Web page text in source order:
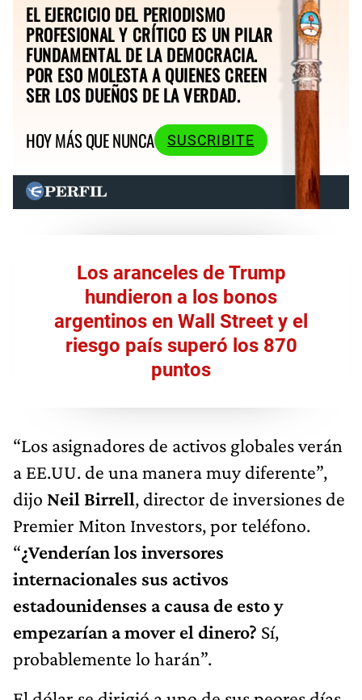
EL EJERCICIO DEL PERIODISMO
PROFESIONAL Y CRÍTICO ES UN PILAR
FUNDAMENTAL DE LA DEMOCRACIA.
POR ESO MOLESTA A QUIENES CREEN
SER LOS DUEÑOS DE LA VERDAD.
HOY MÁS QUE NUNCA
SUSCRIBITE
Los aranceles de Trump
hundieron a los bonos
argentinos en Wall Street y el
riesgo país superó los 870
puntos
“Los asignadores de activos globales verán
a EE.UU. de una manera muy diferente”,
dijo Neil Birrell, director de inversiones de
Premier Miton Investors, por teléfono.
“¿Venderían los inversores
internacionales sus activos
estadounidenses a causa de esto y
empezarían a mover el dinero? Sí,
probablemente lo harán”.